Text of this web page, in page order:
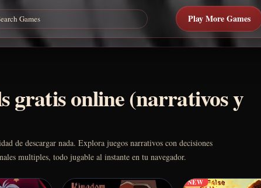
Play More Games
gratis online (narrativos y
de descargar nada. Explora juegos narrativos con decisiones
multiples, todo jugable al instante en tu navegador.
NEW